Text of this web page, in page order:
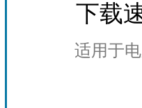
下载
适用于